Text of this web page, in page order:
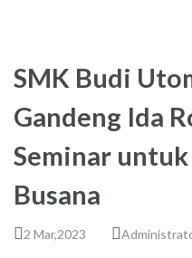
SMK Budi
Gandeng Ida
Seminar
Busana
2 Mar,2023